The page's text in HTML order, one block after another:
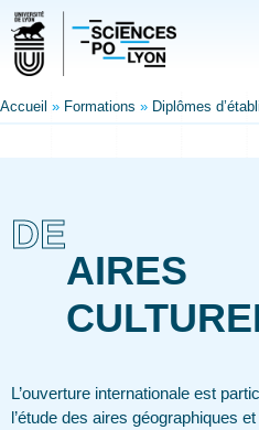
Accueil » Formations » Diplômes
DE
AIRES
L’ouverture internationale est
l’étude des aires géographiques